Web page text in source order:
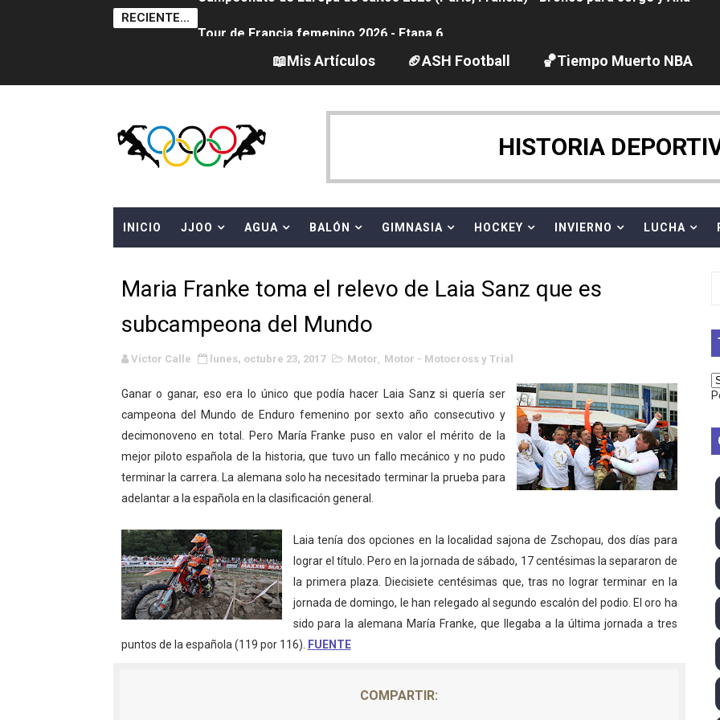
RECIENTE...
Women's Pro Baseball League 2026
Campeonato de Europa en aguas abiertas 2026 (París, Francia) - Dobletes de
Campeonato de Europa de pentatlón moderno 2026 (Estambul, Turquía)
Campeonato de Europa de natación artística 2026 (París, Francia) - España domina
Canadá Open 2026
WWE NXT - Myles Borne y Tavion Heights ponen fin al reinado por parejas de The
Canadian Football League 2026 - Week 10
EFA y AFLE 2026 - Regular season
Grandes éxitos por fin para Chelsea Green, Chad Gable y Baron Corbin en SummerSlam
Campeonato de Europa de MTB 2026 (Monteceneri, Suiza) - Charlie Aldridge y Sina
Campeonato de Europa de remo 2026 (Varese, Italia) - Rumanía, Alemania y Gran
Mundial de lacrosse femenino 2026 (Tokio, Japón) - Estados Unidos invencibles, ya
Máxima celebración en el último Impact! con Jason Hotch como nuevo TNA
Mundial de esgrima 2026 (Hong Kong) - La delegación italiana arrasa con 4 oros y 4
Raquel Rodriguez es la nueva monarca Intercontinental, su primer título individual en
📖Mis Artículos 🏈ASH Football 🏀Tiempo Muerto NBA
HISTORIA
INICIO JJOO AGUA BALÓN GIMNASIA HOCKEY INVIERNO LUCHA
Maria Franke toma el relevo de Laia Sanz que es
subcampeona del Mundo
Víctor Calle lunes, octubre 23, 2017 Motor, Motor - Motocross y Trial
Ganar o ganar, eso era lo único que podía hacer Laia Sanz si quería ser
campeona del Mundo de Enduro femenino por sexto año consecutivo y
decimonoveno en total. Pero María Franke puso en valor el mérito de la
mejor piloto española de la historia, que tuvo un fallo mecánico y no pudo
terminar la carrera. La alemana solo ha necesitado terminar la prueba para
adelantar a la española en la clasificación general.
Laia tenía dos opciones en la localidad sajona de Zschopau, dos días para
lograr el título. Pero en la jornada de sábado, 17 centésimas la separaron de
la primera plaza. Diecisiete centésimas que, tras no lograr terminar en la
jornada de domingo, le han relegado al segundo escalón del podio. El oro ha
sido para la alemana María Franke, que llegaba a la última jornada a tres
puntos de la española (119 por 116).
FUENTE
COMPARTIR: